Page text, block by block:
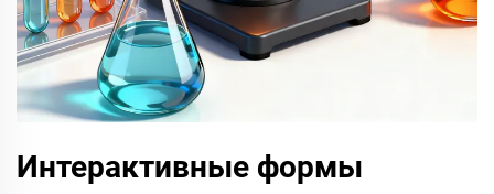
Интерактивные формы